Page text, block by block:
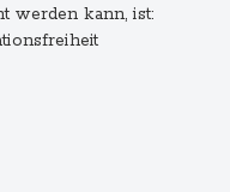
werden kann, ist: